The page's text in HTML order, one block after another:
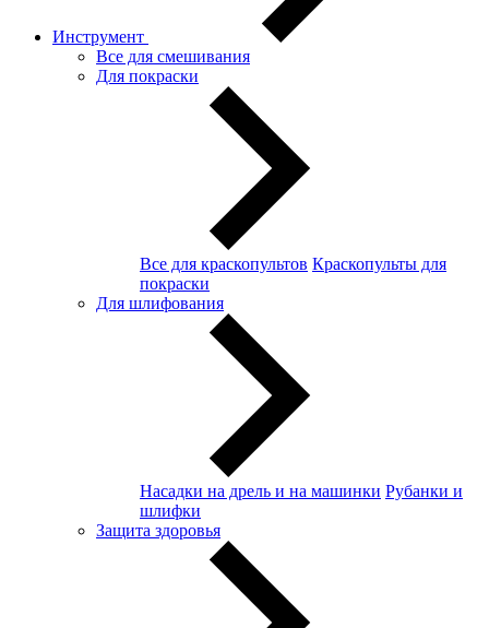
Инструмент
Все для смешивания
Для покраски
Все для краскопультов Краскопульты для
покраски
Для шлифования
Насадки на дрель и на машинки Рубанки и
шлифки
Защита здоровья